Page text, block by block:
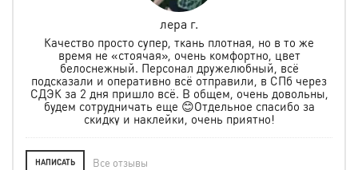
лера г.
Качество просто супер, ткань плотная, но в то же
время не «стоячая», очень комфортно, цвет
белоснежный. Персонал дружелюбный, всё
подсказали и оперативно всё отправили, в СПб через
СДЭК за 2 дня пришло всё. В общем, очень довольны,
будем сотрудничать еще 😊Отдельное спасибо за
скидку и наклейки, очень приятно!
НАПИСАТЬ Все отзывы